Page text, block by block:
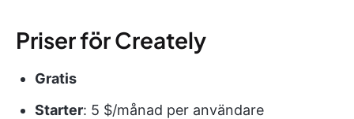
Priser för Creately
Gratis
Starter: 5 $/månad per användare